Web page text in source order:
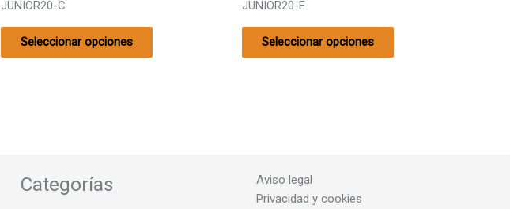
JUNIOR20-C
Seleccionar opciones
producto
JUNIOR20-E
Seleccionar opciones
producto
Categorías
Aviso legal
Privacidad y cookies